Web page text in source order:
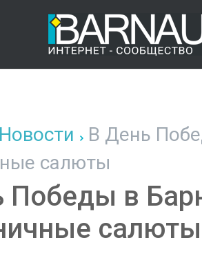
Новости В День
салюты
Победы в
салюты